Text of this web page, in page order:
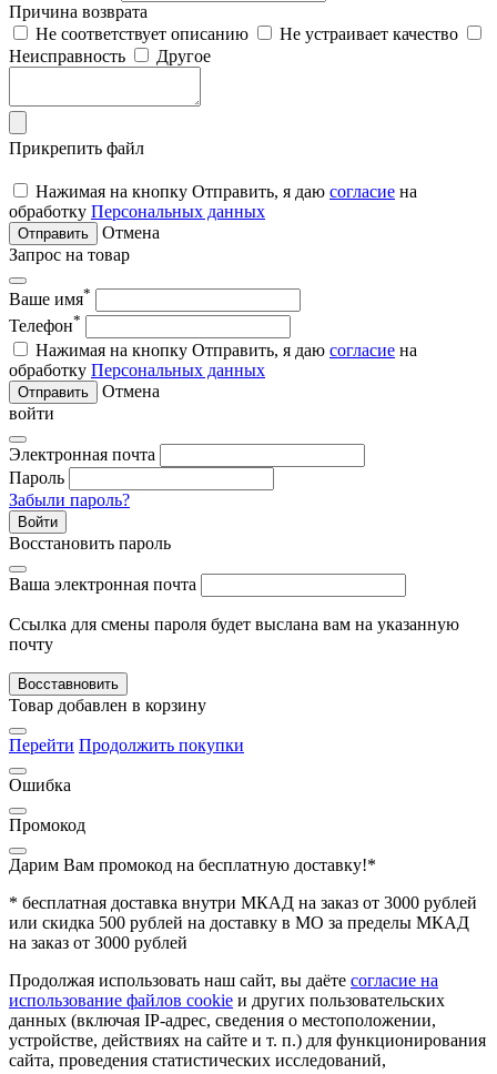
Причина возврата
Не соответствует описанию
Не устраивает качество
Неисправность
Другое
Прикрепить файл
Нажимая на кнопку Отправить, я даю согласие на
обработку Персональных данных
Отправить
Отмена
Запрос на товар
Ваше имя*
Телефон*
Нажимая на кнопку Отправить, я даю согласие на
обработку Персональных данных
Отправить
Отмена
войти
Электронная почта
Пароль
Забыли пароль?
Войти
Восстановить пароль
Ваша электронная почта
Ссылка для смены пароля будет выслана вам на указанную
почту
Восставновить
Товар добавлен в корзину
Перейти Продолжить покупки
Ошибка
Промокод
Дарим Вам промокод на бесплатную доставку!*
* бесплатная доставка внутри МКАД на заказ от 3000 рублей
или скидка 500 рублей на доставку в МО за пределы МКАД
на заказ от 3000 рублей
Продолжая использовать наш сайт, вы даёте согласие на
использование файлов cookie и других пользовательских
данных (включая IP-адрес, сведения о местоположении,
устройстве, действиях на сайте и т. п.) для функционирования
сайта, проведения статистических исследований,